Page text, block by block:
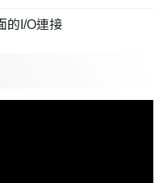
的I/O連接